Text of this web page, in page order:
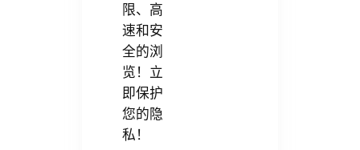
限、高
速和安
全的浏
览！立
即保护
您的隐
私！